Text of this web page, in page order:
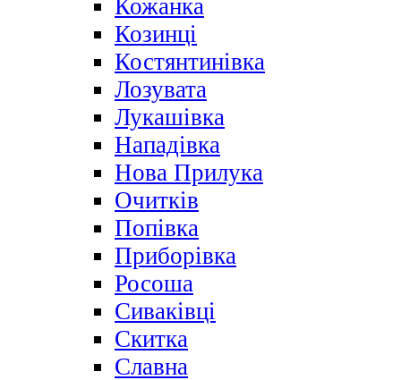
Кожанка
Козинці
Костянтинівка
Лозувата
Лукашівка
Нападівка
Нова Прилука
Очитків
Попівка
Приборівка
Росоша
Сиваківці
Скитка
Славна